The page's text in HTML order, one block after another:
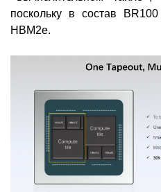
поскольку в состав
HBM2e.